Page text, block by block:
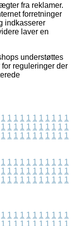
fra reklamer.
forretninger
indkasserer
laver en
understøttes
reguleringer der
1 1 1 1 1 1 1 1 1 1 1
1 1 1 1 1 1 1 1 1 1 1
1 1 1 1 1 1 1 1 1 1 1
1 1 1 1 1 1 1 1 1 1 1
1 1 1 1 1 1 1 1 1 1 1
1 1 1 1 1 1 1 1 1 1 1
1 1 1 1 1 1 1 1 1 1 1
1 1 1 1 1 1 1 1 1 1 1